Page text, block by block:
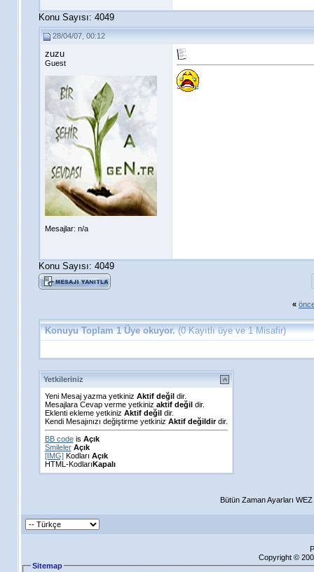
Konu Sayısı: 4049
28/04/07, 00:12
zuzu
Guest
Mesajlar: n/a
Konu Sayısı: 4049
«
Konuyu Toplam 1 Üye okuyor.(0 Kayıtlı üye ve 1 Misafir)
Yetkileriniz
Yeni Mesaj yazma yetkiniz Aktif değildir.
Mesajlara Cevap verme yetkiniz aktif değildir.
Eklenti ekleme yetkiniz Aktif değildir.
Kendi Mesajınızı değiştirme yetkiniz Aktif değildirdir.
BB codeis Açık
Smileler Açık
[IMG]Kodları Açık
HTML-KodlarıKapalı
Bütün Zaman Ayarları
Copyright ©
Sitemap